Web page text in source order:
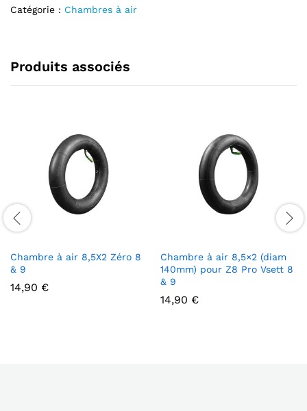
Catégorie : Chambres à air
Produits associés
Chambre à air 8,5X2 Zéro 8
& 9
14,90 €
Chambre à air 8,5×2 (diam
140mm) pour Z8 Pro Vsett 8
& 9
14,90 €